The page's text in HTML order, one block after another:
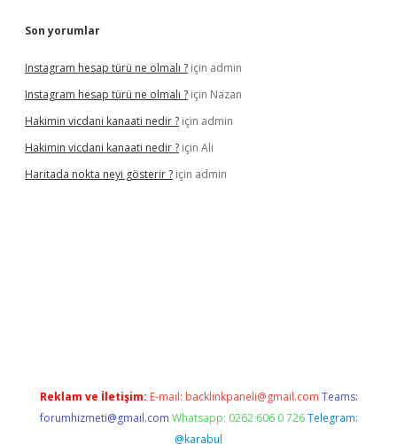
Son yorumlar
Instagram hesap türü ne olmalı ? için admin
Instagram hesap türü ne olmalı ? için Nazan
Hakimin vicdani kanaati nedir ? için admin
Hakimin vicdani kanaati nedir ? için Ali
Haritada nokta neyi gösterir ? için admin
Reklam ve İletişim: E-mail: backlinkpaneli@gmail.com Teams:
forumhizmeti@gmail.com Whatsapp: 0262 606 0 726 Telegram:
@karabul